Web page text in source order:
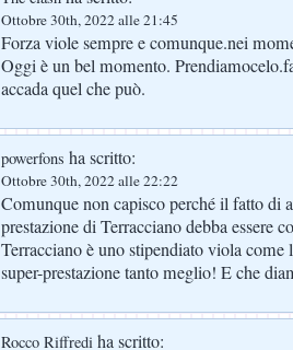
Ottobre 30th, 2022 alle 21:45
Forza viole sempre e comunque.nei
Oggi è un bel momento.
accada quel che può.
powerfons ha scritto:
Ottobre 30th, 2022 alle 22:22
Comunque non capisco perché il fatto di
prestazione di Terracciano debba essere
Terracciano è uno stipendiato viola come
super-prestazione tanto meglio! E che
Rocco Riffredi ha scritto: